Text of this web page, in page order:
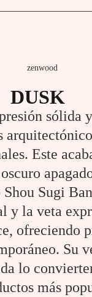
DUSK
sólida
Este
Sugi
y la veta
ofreciendo
Su
lo
más